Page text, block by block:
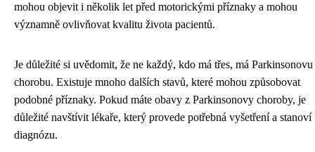
mohou objevit i několik let před motorickými příznaky a mohou
významně ovlivňovat kvalitu života pacientů.
Je důležité si uvědomit, že ne každý, kdo má třes, má Parkinsonovu
chorobu. Existuje mnoho dalších stavů, které mohou způsobovat
podobné příznaky. Pokud máte obavy z Parkinsonovy choroby, je
důležité navštívit lékaře, který provede potřebná vyšetření a stanoví
diagnózu.